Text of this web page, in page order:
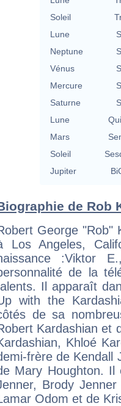
Soleil
Lune
Neptune
Vénus
Mercure
Saturne
Lune
Mars
Soleil
Jupiter
de Rob
George "Rob"
Los Angeles,
:Viktor
de la
Il apparaît
with the
de sa
Kardashian et
Khloé
frère de Kendall
Mary Houghton. Il
Brody
Odom et de